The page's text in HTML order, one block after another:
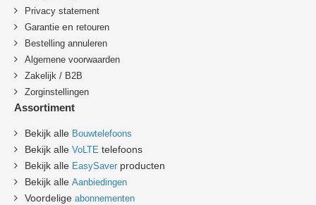
Privacy statement
Garantie en retouren
Bestelling annuleren
Algemene voorwaarden
Zakelijk / B2B
Zorginstellingen
Assortiment
Bekijk alle Bouwtelefoons
Bekijk alle VoLTE telefoons
Bekijk alle EasySaver producten
Bekijk alle Aanbiedingen
Voordelige abonnementen